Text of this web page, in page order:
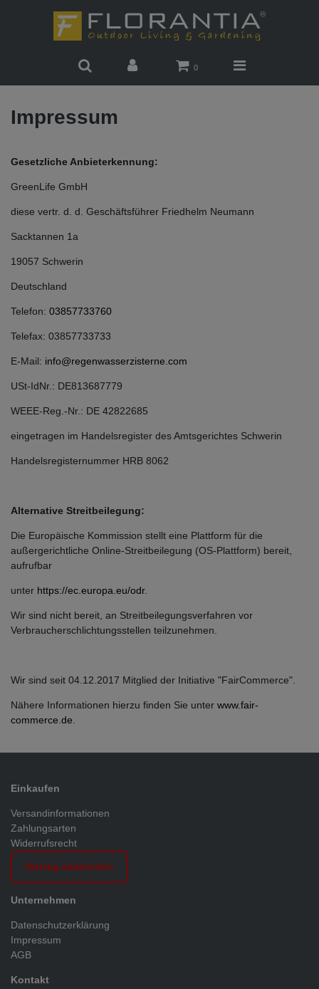
0
Impressum
Gesetzliche Anbieterkennung:
GreenLife GmbH
diese vertr. d. d. Geschäftsführer Friedhelm Neumann
Sacktannen 1a
19057 Schwerin
Deutschland
Telefon: 03857733760
Telefax: 03857733733
E-Mail: info@regenwasserzisterne.com
USt-IdNr.: DE813687779
WEEE-Reg.-Nr.: DE 42822685
eingetragen im Handelsregister des Amtsgerichtes Schwerin
Handelsregisternummer HRB 8062
Alternative Streitbeilegung:
Die Europäische Kommission stellt eine Plattform für die
außergerichtliche Online-Streitbeilegung (OS-Plattform) bereit,
aufrufbar
unter https://ec.europa.eu/odr.
Wir sind nicht bereit, an Streitbeilegungsverfahren vor
Verbraucherschlichtungsstellen teilzunehmen.
Wir sind seit 04.12.2017 Mitglied der Initiative "FairCommerce".
Nähere Informationen hierzu finden Sie unter www.fair-
commerce.de
Einkaufen
Versandinformationen
Zahlungsarten
Widerrufsrecht
Vertrag widerrufen
Unternehmen
Datenschutzerklärung
Impressum
AGB
Kontakt